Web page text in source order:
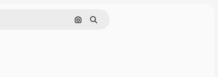
Zoeken op afbeelding
Zoeken